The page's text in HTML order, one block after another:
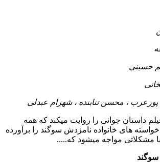
حسینی
پورعرب ، محسن تنابنده ، شهرام عبدلی
داستان جوانی را روایت میکند که همه
های خانواده نامزدش سوگند را برآورده
با مشکلاتی مواجه میشود که.....
سوگند